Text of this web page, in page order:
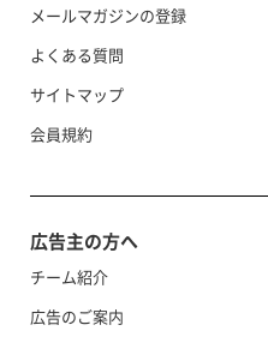
メールマガジンの登録
よくある質問
サイトマップ
会員規約
広告主の方へ
チーム紹介
広告のご案内